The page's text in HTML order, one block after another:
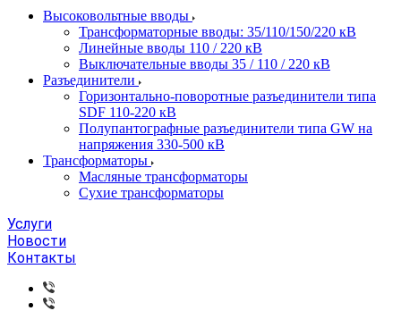
Высоковольтные вводы
Трансформаторные вводы: 35/110/150/220 кВ
Линейные вводы 110 / 220 кВ
Выключательные вводы 35 / 110 / 220 кВ
Разъединители
Горизонтально-поворотные разъединители типа
SDF 110-220 кВ
Полупантографные разъединители типа GW на
напряжения 330-500 кВ
Трансформаторы
Масляные трансформаторы
Сухие трансформаторы
Услуги
Новости
Контакты